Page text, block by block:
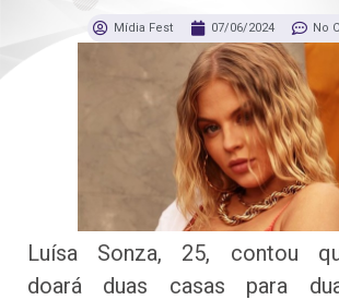
Mídia Fest 07/06/2024 No
Luísa Sonza, 25, contou
doará duas casas para